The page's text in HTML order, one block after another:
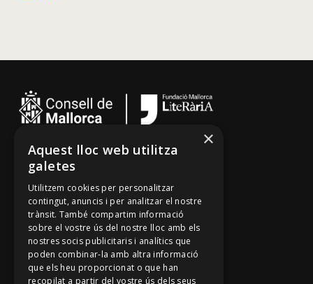
Cançoner
Tradicionari
Arxiu Oral
Contacte
Segueix-nos
×
Aquest lloc web utilitza
galetes
Utilitzem cookies per personalitzar
contingut, anuncis i per analitzar el nostre
trànsit. També compartim informació
sobre el vostre ús del nostre lloc amb els
nostres socis publicitaris i analítics que
poden combinar-la amb altra informació
que els heu proporcionat o que han
recopilat a partir del vostre ús dels seus